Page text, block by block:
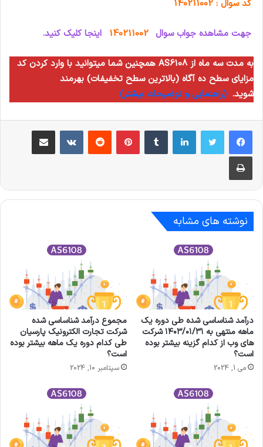
کد سوال : 140211002
جهت مشاهده جواب سوال 140211002 اینجا کلیک کنید.
همچنین شما میتوانید با وارد کردن کد AS6108 به مدت سه ماه از
مزایای سطح ده آگاه (بالاترین سطح تخفیفات) بهرمند
شوید. (راهنمایی و توضیحات بیشتر)
لینکدین ‫تامبلر ‫پین‌ترست‫رددیت ‫VKontakteاشتراک گذاری از طریق ایمیل
چاپ
نوشته های مشابه
درآمد شناساسی شده طی دوره یک
ماهه منتهی به ۱۴۰۳/۰۱/۳۱ شرکت
های وب از کدام گزینه بیشتر بوده
است؟
می 1, 2024
مجموع درآمد شناساسی شده
شرکت تجارت الکترونیک پارسیان
طی کدام دوره یک ماهه بیشتر بوده
است؟
سپتامبر 10, 2024